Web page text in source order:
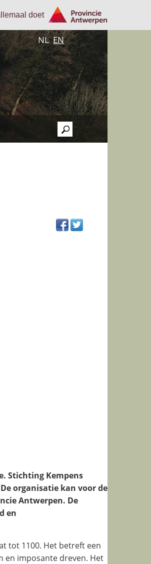
doet
NL EN
>
Stichting Kempens
organisatie kan voor de
Antwerpen. De
en
tot 1100. Het betreft een
en imposante dreven. Het